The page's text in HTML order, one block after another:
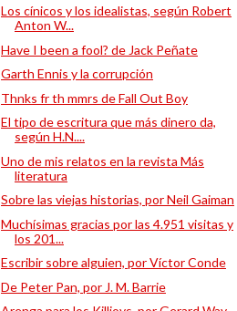
Los cínicos y los idealistas, según Robert
Anton W...
Have I been a fool? de Jack Peñate
Garth Ennis y la corrupción
Thnks fr th mmrs de Fall Out Boy
El tipo de escritura que más dinero da,
según H.N....
Uno de mis relatos en la revista Más
literatura
Sobre las viejas historias, por Neil Gaiman
Muchísimas gracias por las 4.951 visitas y
los 201...
Escribir sobre alguien, por Víctor Conde
De Peter Pan, por J. M. Barrie